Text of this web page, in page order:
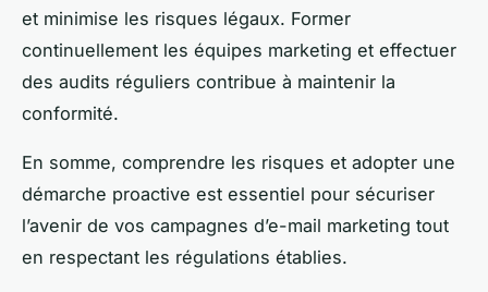
et minimise les risques légaux. Former
continuellement les équipes marketing et effectuer
des audits réguliers contribue à maintenir la
conformité.
En somme, comprendre les risques et adopter une
démarche proactive est essentiel pour sécuriser
l’avenir de vos campagnes d’e-mail marketing tout
en respectant les régulations établies.